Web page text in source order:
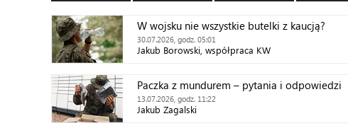
W wojsku nie wszystkie butelki z kaucją?
30.07.2026, godz. 05:01
Jakub Borowski, współpraca KW
Paczka z mundurem – pytania i odpowiedzi
13.07.2026, godz. 11:22
Jakub Zagalski